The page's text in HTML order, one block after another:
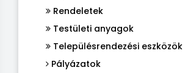
Rendeletek
Testületi anyagok
Településrendezési eszközök
Pályázatok